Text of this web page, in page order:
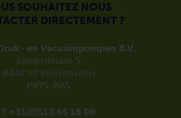
SOUHAITEZ NOUS
DIRECTEMENT ?
en Vacuümpompen B.V.
Expansielaan 5
8447 SP Heerenveen
PAYS-BAS
T +31(0)513 65 18 00